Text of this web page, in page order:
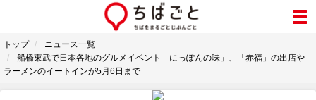
トップ
ニュース一覧
船橋東武で日本各地のグルメイベント「にっぽんの味」、「赤福」の出店や
ラーメンのイートインが5月6日まで